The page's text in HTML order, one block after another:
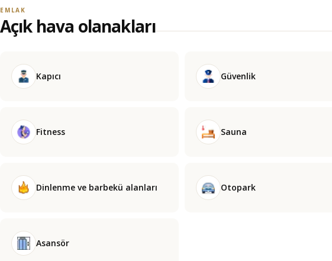
EMLAK
Açık hava olanakları
Kapıcı Güvenlik
Fitness Sauna
Dinlenme ve barbekü alanları Otopark
Asansör